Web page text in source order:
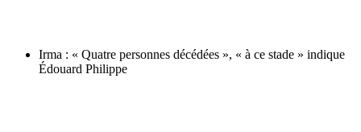
Irma : « Quatre personnes décédées », « à ce stade » indique
Édouard Philippe